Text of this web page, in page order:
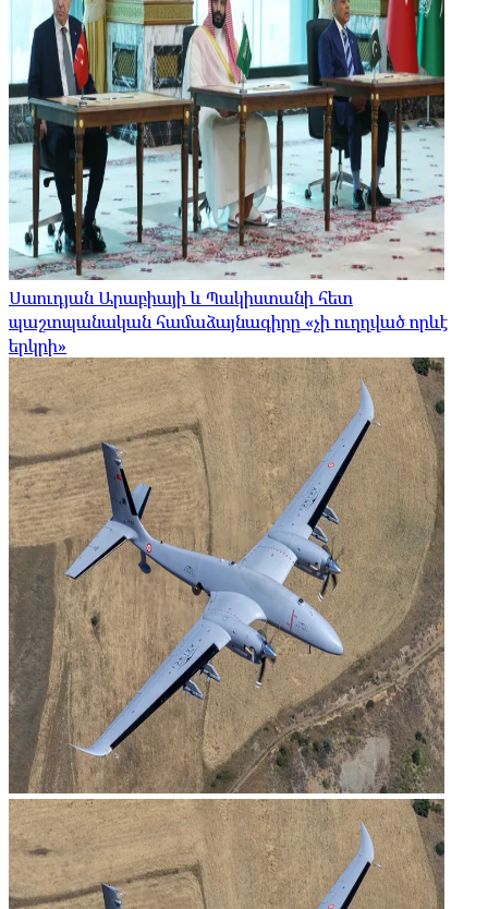
Սաուդյան Արաբիայի և Պակիստանի հետ
պաշտպանական համաձայնագիրը «չի ուղղված որևէ
երկրի»